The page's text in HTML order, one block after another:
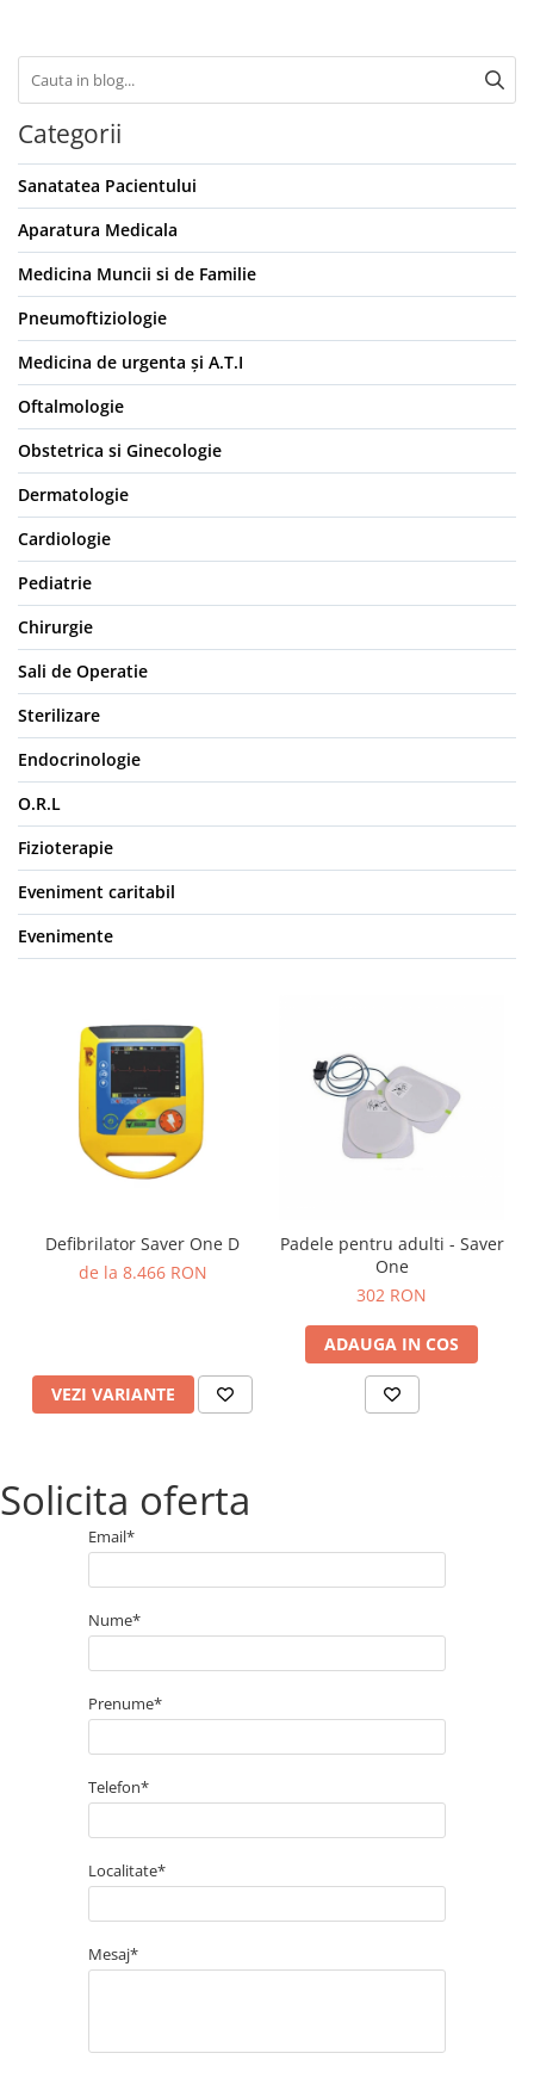
VET
Categorii
Sanatatea Pacientului
Aparatura Medicala
Medicina Muncii si de Familie
Pneumoftiziologie
Medicina de urgenta și A.T.I
Oftalmologie
Obstetrica si Ginecologie
Dermatologie
Cardiologie
Pediatrie
Chirurgie
Sali de Operatie
Sterilizare
Endocrinologie
O.R.L
Fizioterapie
Eveniment caritabil
Evenimente
Defibrilator Saver One D
de la 8.466 RON
VEZI VARIANTE
Padele pentru adulti - Saver
One
302 RON
ADAUGA IN COS
Solicita oferta
Email*
Nume*
Prenume*
Telefon*
Localitate*
Mesaj*